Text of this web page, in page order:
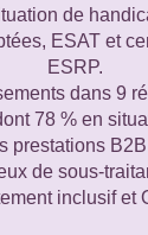
de
ESAT et
ESRP.
dans 9
78 % en
prestations
de sous-
inclusif et